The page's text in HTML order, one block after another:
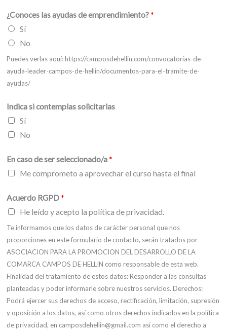
¿Conoces las ayudas de emprendimiento?*
Sí
No
Puedes verlas aquí: https://camposdehellin.com/convocatorias-de-
ayuda-leader-campos-de-hellin/documentos-para-el-tramite-de-
ayudas/
Indica si contemplas solicitarlas
Sí
No
En caso de ser seleccionado/a*
Me comprometo a aprovechar el curso hasta el final
Acuerdo RGPD*
He leído y acepto la política de privacidad.
Te informamos que los datos de carácter personal que nos
proporciones en este formulario de contacto, serán tratados por
ASOCIACION PARA LA PROMOCION DEL DESARROLLO DE LA
COMARCA CAMPOS DE HELLIN como responsable de esta web.
Finalidad del tratamiento de estos datos: Responder a las consultas
planteadas y poder informarle sobre nuestros servicios. Derechos:
Podrá ejercer sus derechos de acceso, rectificación, limitación, supresión
y oposición a los datos, así como otros derechos indicados en la política
de privacidad, en camposdehellin@gmail.com así como el derecho a